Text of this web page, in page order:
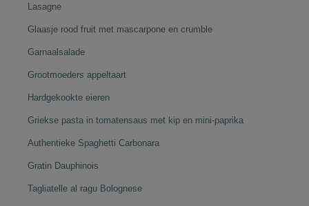
Lasagne
Glaasje rood fruit met mascarpone en crumble
Garnaalsalade
Grootmoeders appeltaart
Hardgekookte eieren
Griekse pasta in tomatensaus met kip en mini-paprika
Authentieke Spaghetti Carbonara
Gratin Dauphinois
Tagliatelle al ragu Bolognese